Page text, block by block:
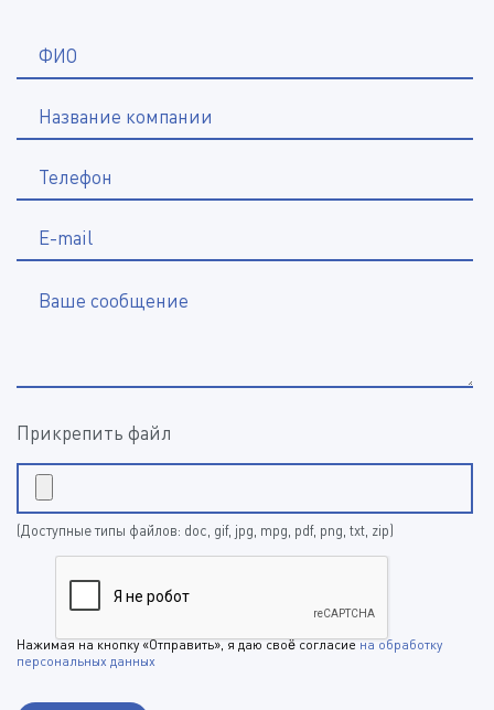
ФИО
Название компании
Телефон
E-mail
Ваше сообщение
Прикрепить файл
(Доступные типы файлов: doc, gif, jpg, mpg, pdf, png, txt, zip)
Нажимая на кнопку «Отправить», я даю своё согласиена обработку
персональных данных